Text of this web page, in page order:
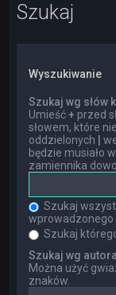
Szukaj
Wyszukiwanie
Szukaj wg słów
Umieść+ przed
słowem, które
oddzielonych
będzie musiało
zamiennika
Szukaj
wprowadzonego
Szukaj
Szukaj wg
Można użyć
znaków.